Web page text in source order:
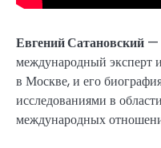
Евгений Сатановский —
международный эксперт
в Москве, и его
исследованиями в
международных